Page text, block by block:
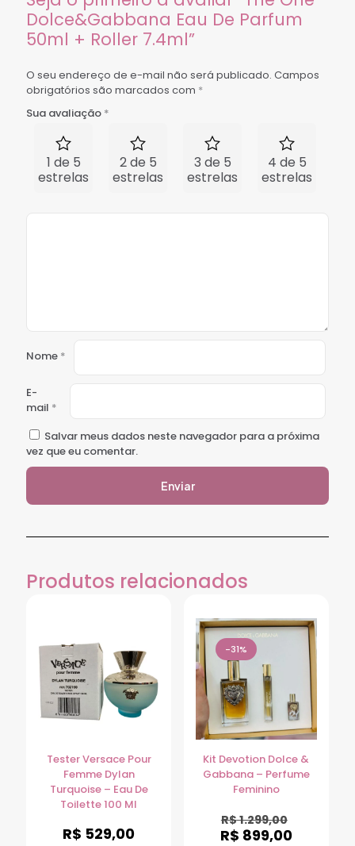
Dolce&Gabbana Eau De Parfum
50ml + Roller 7.4ml”
O seu endereço de e-mail não será publicado. Campos
obrigatórios são marcados com *
Sua avaliação *
1 de 5
estrelas
2 de 5
estrelas
3 de 5
estrelas
4 de 5
estrelas
Nome *
E-
mail *
Salvar meus dados neste navegador para a próxima
vez que eu comentar.
Produtos relacionados
Tester Versace Pour
Femme Dylan
Turquoise – Eau De
Toilette 100 Ml
R$ 529,00
-31%
Kit Devotion Dolce &
Gabbana – Perfume
Feminino
R$1.299,00
R$ 899,00